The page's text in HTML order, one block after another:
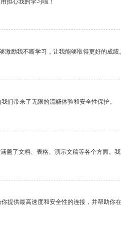
担心我的学习啦！
激励我不断学习，让我能够取得更好的成绩。
们带来了无限的流畅体验和安全性保护。
盖了文档、表格、演示文稿等各个方面。
提供最高速度和安全性的连接，并帮助你在